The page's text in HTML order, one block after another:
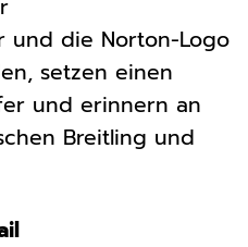
und die Norton-Logo
setzen einen
und erinnern an
Breitling und